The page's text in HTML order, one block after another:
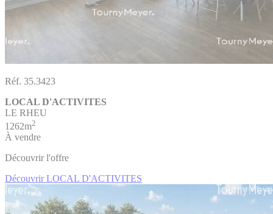
Réf. 35.3423
LOCAL D'ACTIVITES
LE RHEU
1262m2
À vendre
Découvrir l'offre
Découvrir LOCAL D'ACTIVITES